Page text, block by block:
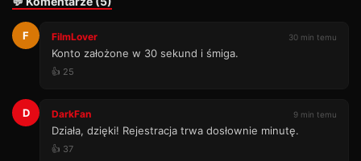
F FilmLover 30 min temu
Konto założone w 30 sekund i śmiga.
👍 25
D DarkFan 9 min temu
Działa, dzięki! Rejestracja trwa dosłownie minutę.
👍 37